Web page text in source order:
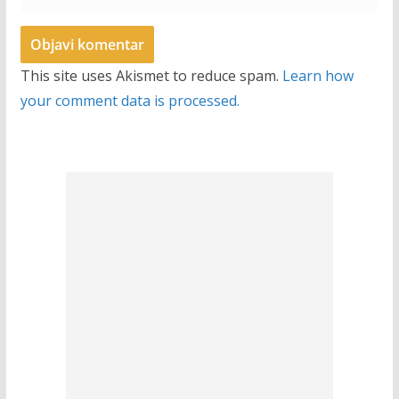
This site uses Akismet to reduce spam. Learn how
your comment data is processed.